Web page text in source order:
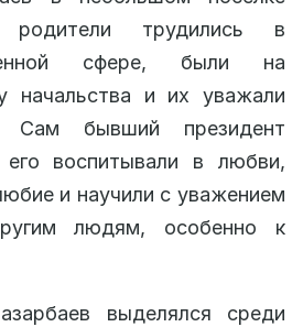
родители трудились в
сфере, были на
начальства и их уважали
Сам бывший президент
его воспитывали в любви,
и научили с уважением
людям, особенно к
выделялся среди